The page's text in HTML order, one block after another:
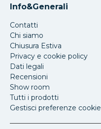
Info&Generali
Contatti
Chi siamo
Chiusura Estiva
Privacy e cookie policy
Dati legali
Recensioni
Show room
Tutti i prodotti
Gestisci preferenze cookie